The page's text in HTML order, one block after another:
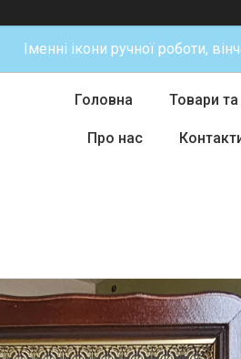
Іменні ікони ручної роботи,
Головна Товари та
Про нас